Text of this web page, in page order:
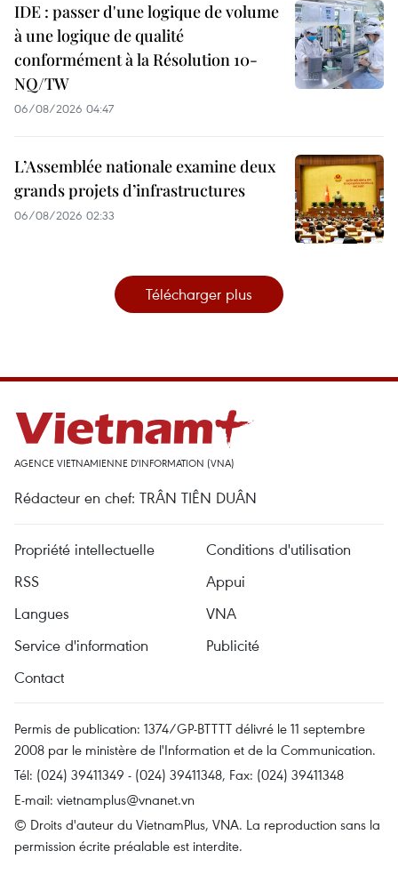
IDE : passer d'une logique de volume
à une logique de qualité
conformément à la Résolution 10-
NQ/TW
06/08/2026 04:47
L’Assemblée nationale examine deux
grands projets d’infrastructures
06/08/2026 02:33
Télécharger plus
AGENCE VIETNAMIENNE D'INFORMATION (VNA)
Rédacteur en chef: TRÂN TIÊN DUÂN
Propriété intellectuelle
Conditions d'utilisation
RSS
Appui
Langues
VNA
Service d'information
Publicité
Contact
Permis de publication: 1374/GP-BTTTT délivré le 11 septembre
2008 par le ministère de l'Information et de la Communication.
Tél: (024) 39411349 - (024) 39411348, Fax: (024) 39411348
E-mail: vietnamplus@vnanet.vn
© Droits d'auteur du VietnamPlus, VNA. La reproduction sans la
permission écrite préalable est interdite.